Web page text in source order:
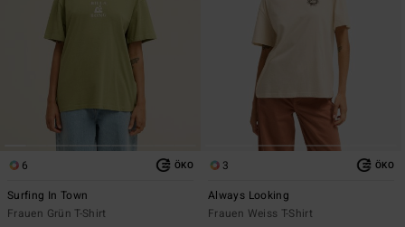
6 ÖKO
Surfing In Town
Frauen Grün T-Shirt
3 ÖKO
Always Looking
Frauen Weiss T-Shirt